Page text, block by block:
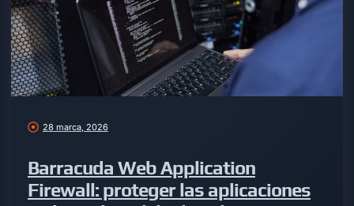
28 marca, 2026
Barracuda Web Application
Firewall: proteger las aplicaciones